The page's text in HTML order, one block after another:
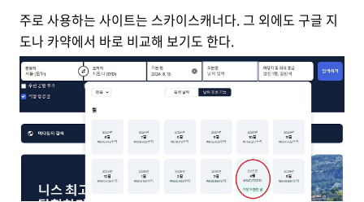
주로 사용하는 사이트는 스카이스캐너다. 그 외에도 구글 지
도나 카약에서 바로 비교해 보기도 한다.